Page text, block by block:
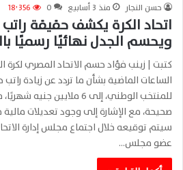
حسن النجار منذ 3 أسابيع 0 18٬356
اتحاد الكرة يكشف حقيقة
ويحسم الجدل نهائيًا رسميًا
كتبت | زينب فؤاد حسم الاتحاد المصري لكرة
الساعات الماضية بشأن ما تردد عن زيادة
للمنتخب الوطني، إلى 6 ملايين
صحيحة، مع الإشارة إلى وجود تعديلات
سيتم توقيعه خلال اجتماع مجلس إدارة
عضو مجلس…